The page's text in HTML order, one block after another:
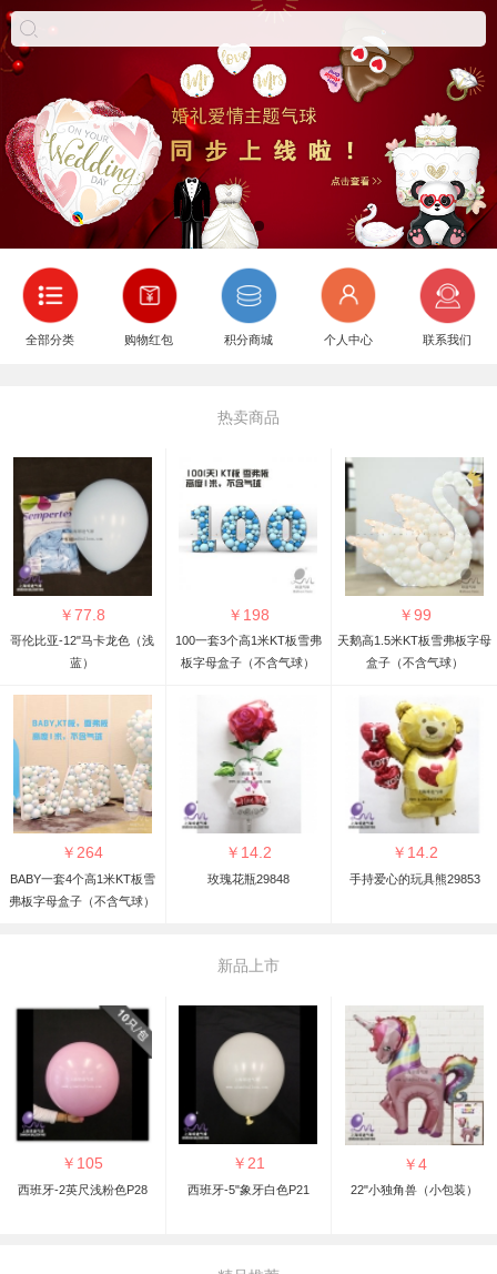
全部分类 购物红包 积分商城 个人中心 联系我们
热卖商品
￥77.8
哥伦比亚-12"马卡龙色（浅
蓝）
￥ 198
100一套3个高1米KT板雪弗
板字母盒子（不含气球）
￥99
天鹅高1.5米KT板雪弗板字母
盒子（不含气球）
￥ 264
BABY一套4个高1米KT板雪
弗板字母盒子（不含气球）
￥ 14.2
玫瑰花瓶29848
￥ 14.2
手持爱心的玩具熊29853
新品上市
￥ 105
西班牙-2英尺浅粉色P28
￥21
西班牙-5"象牙白色P21
￥4
22"小独角兽（小包装）